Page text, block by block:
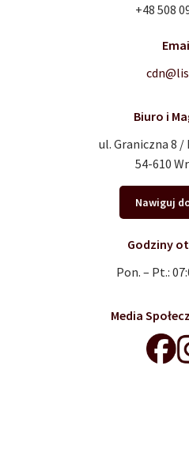
Biuro i
ul. Graniczna 8 /
54-610
Nawiguj
Godziny
Pon. – Pt.:
+48 508
Media